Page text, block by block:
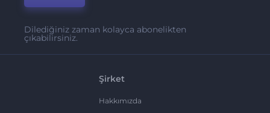
Dilediğiniz zaman kolayca abonelikten
çıkabilirsiniz.
Şirket
Hakkımızda